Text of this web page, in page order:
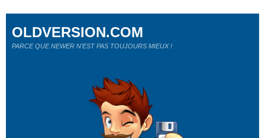
OLDVERSION.COM
PARCE QUE NEWER N'EST PAS TOUJOURS MIEUX !